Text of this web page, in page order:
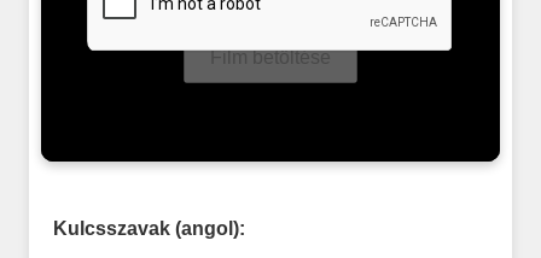
Film betöltése
Kulcsszavak (angol):